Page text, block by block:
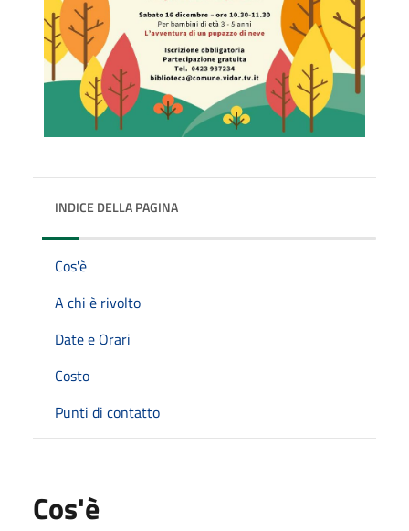
INDICE DELLA PAGINA
Cos'è
A chi è rivolto
Date e Orari
Costo
Punti di contatto
Cos'è